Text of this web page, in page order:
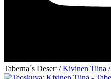
Taberna´s Desert /Kivinen Tiina /